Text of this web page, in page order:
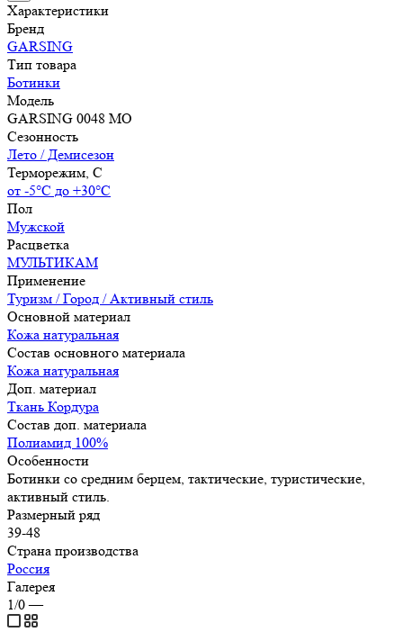
Характеристики
Бренд
GARSING
Тип товара
Ботинки
Модель
GARSING 0048 МО
Сезонность
Лето / Демисезон
Терморежим, C
от -5°С до +30°С
Пол
Мужской
Расцветка
МУЛЬТИКАМ
Применение
Туризм / Город / Активный стиль
Основной материал
Кожа натуральная
Состав основного материала
Кожа натуральная
Доп. материал
Ткань Кордура
Состав доп. материала
Полиамид 100%
Особенности
Ботинки со средним берцем, тактические, туристические,
активный стиль.
Размерный ряд
39-48
Страна производства
Россия
Галерея
1/0 —